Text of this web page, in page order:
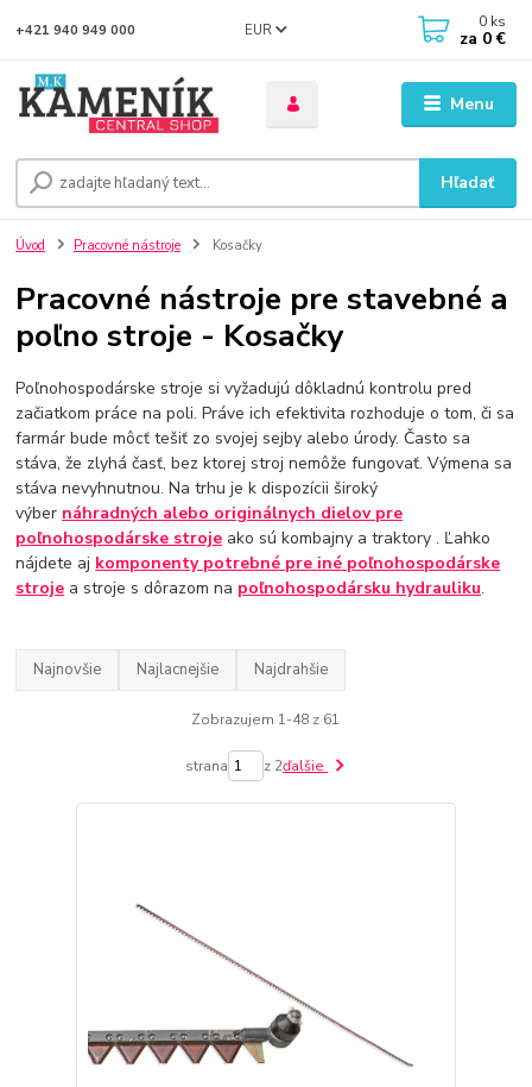
Menu
EUR
Hľadať
+421 940 949 000 0 ks
za 0 €
Úvod Pracovné nástroje Kosačky
Pracovné nástroje pre stavebné a
poľno stroje - Kosačky
Poľnohospodárske stroje si vyžadujú dôkladnú kontrolu pred
začiatkom práce na poli. Práve ich efektivita rozhoduje o tom, či sa
farmár bude môcť tešiť zo svojej sejby alebo úrody. Často sa
stáva, že zlyhá časť, bez ktorej stroj nemôže fungovať. Výmena sa
stáva nevyhnutnou. Na trhu je k dispozícii široký
výber náhradných alebo originálnych dielov pre
poľnohospodárske stroje ako sú kombajny a traktory . Ľahko
nájdete aj komponenty potrebné pre iné poľnohospodárske
stroje a stroje s dôrazom na poľnohospodársku hydrauliku.
Najnovšie Najlacnejšie Najdrahšie
Zobrazujem 1-48 z 61
strana z 2ďalšie